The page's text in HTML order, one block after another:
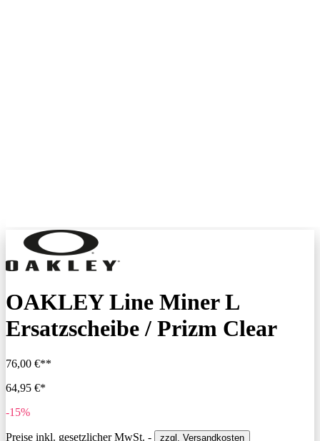
OAKLEY Line Miner L
Ersatzscheibe / Prizm Clear
76,00 €**
64,95 €*
-15%
Preise inkl. gesetzlicher MwSt. - zzgl. Versandkosten